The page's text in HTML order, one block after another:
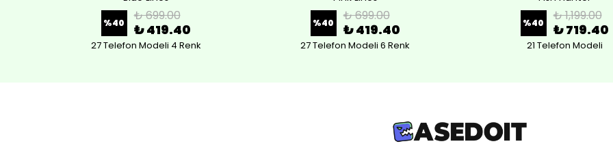
%40 ₺ 699.00
₺ 419.40
27 Telefon Modeli 4 Renk
%40 ₺ 699.00
₺ 419.40
27 Telefon Modeli 6 Renk
%40 ₺ 1,199.00
₺ 719.40
21 Telefon Modeli